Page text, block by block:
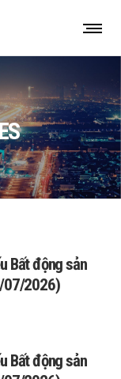
Bất động sản
07/2026)
Bất động sản